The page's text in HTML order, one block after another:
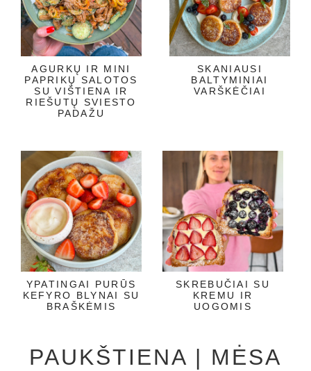
AGURKŲ IR MINI
PAPRIKŲ SALOTOS
SU VIŠTIENA IR
RIEŠUTŲ SVIESTO
PADAŽU
SKANIAUSI
BALTYMINIAI
VARŠKĖČIAI
YPATINGAI PURŪS
KEFYRO BLYNAI SU
BRAŠKĖMIS
SKREBUČIAI SU
KREMU IR
UOGOMIS
PAUKŠTIENA | MĖSA